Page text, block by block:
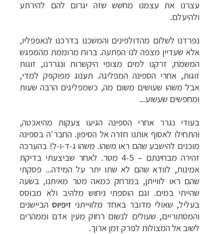
עצרנו את עצמנו מחשש שזה יגרום להם להירתע
ולהיעלם.
נפרדנו לשלום מהדולפינים והמשכנו בדרכנו לנאפפליו,
אלא שעדיין מצפה לנו הפתעה. ברוח מרוממת מהמפגש
המשמח, זרקנו למים מצופי היקשרות ונגררנו, זוגות
זוגות, אחרי הספינה המפליגה. תענוג מפוקפק למדי,
אבל משהו שעושים משום מה, כשמפליגים הרבה שעות
ומחפשים שעשוע...
בעודי נגרר אחרי הספינה הגיעו צעקות מהיאכטה,
והתחילו לאסוף אותנו חזרה אל הסיפון. החבר'ה בספינה
מוכנים להישבע שהם ראו משהו. משהו ג-ד-ו-ל! בהערכה
זהירה מבחינתם –
4-5 מטר. לאחר שביצעתי בדיקת
אמינות, לוודא שהם לא שתו יתר על המידה... פסקתי
שהם ראו לווייתן, במרחק כמאה מטר מאיתנו, בשעה
שהייתי במים. וגם הוספתי ניחוש מלהיב ולא מבוסס
בעליל, שאולי מדובר באחד מלווייתני זיפיוס הביישנים
והמסתוריים, שעולים לנשום רחוק מעין אדם וממהרים
לשוב אל המצולות לפרק זמן ארוך.